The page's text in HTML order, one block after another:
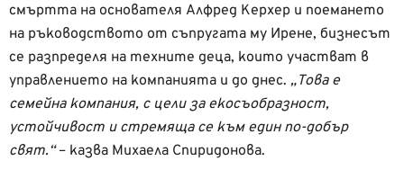
смъртта на основателя Алфред Керхер и поемането
на ръководството от съпругата му Ирене, бизнесът
се разпределя на техните деца, които участват в
управлението на компанията и до днес. „Това е
семейна компания, с цели за екосъобразност,
устойчивост и стремяща се към един по-добър
свят.“– казва Михаела Спиридонова.